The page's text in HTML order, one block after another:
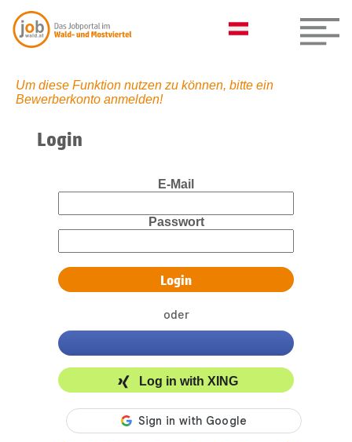
Um diese Funktion nutzen zu können, bitte ein
Bewerberkonto anmelden!
Login
E-Mail
Passwort
oder
Log in with XING